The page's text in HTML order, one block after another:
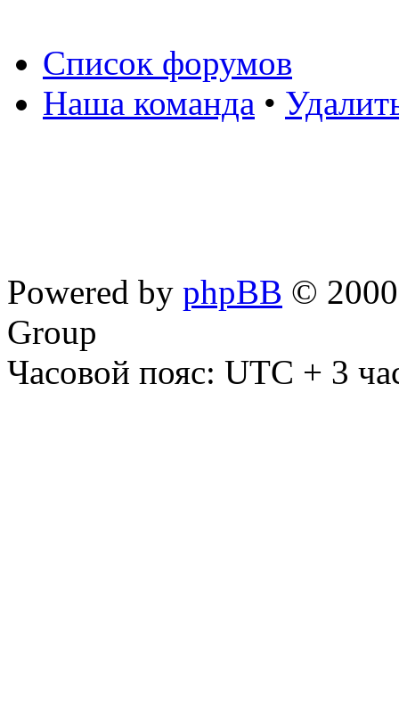
Список форумов
Наша команда •
Powered by phpBB ©
Group
Часовой пояс: UTC + 3